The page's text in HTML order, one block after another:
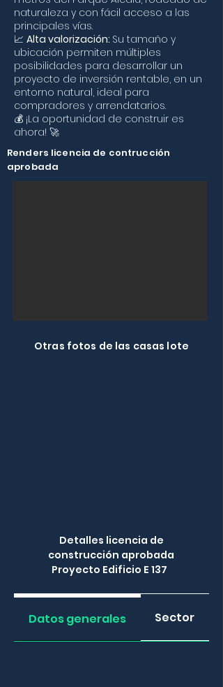
naturaleza y con fácil acceso a las
principales vías.
📈 Alta valorización: Su tamaño y
ubicación permiten múltiples
posibilidades para desarrollar un
proyecto de inversión rentable, en un
entorno natural, ideal para
compradores y arrendatarios.
💰 ¡La oportunidad de construir es
ahora! 🚀
Renders licencia de contrucción
aprobada
Otras fotos de las casas lote
Detalles licencia de
construcción aprobada
Proyecto Edificio E 137
Datos generales Sector